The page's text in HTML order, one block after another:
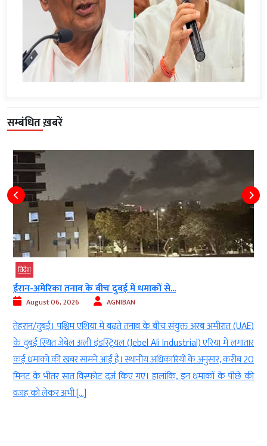
सम्बंधित ख़बरें
विदेश
ईरान-अमेरिका तनाव के बीच दुबई में धमाकों से...
August 06, 2026 AGNIBAN
तेहरान/दुबई। पश्चिम एशिया में बढ़ते तनाव के बीच संयुक्त अरब अमीरात (UAE)
के दुबई स्थित जेबेल अली इंडस्ट्रियल (Jebel Ali Industrial) एरिया में लगातार
कई धमाकों की खबर सामने आई है। स्थानीय अधिकारियों के अनुसार, करीब 20
मिनट के भीतर सात विस्फोट दर्ज किए गए। हालांकि, इन धमाकों के पीछे की
वजह को लेकर अभी […]